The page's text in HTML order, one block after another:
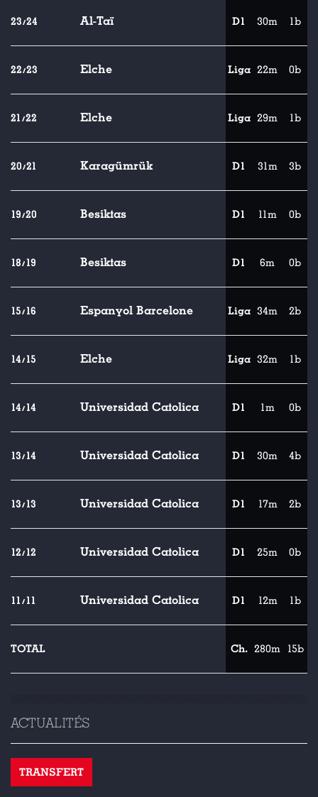
23/24 Al-Taï D1 30m 1b
22/23 Elche Liga 22m 0b
21/22 Elche Liga 29m 1b
20/21 Karagümrük D1 31m 3b
19/20 Besiktas D1 11m 0b
18/19 Besiktas D1 6m 0b
15/16 Espanyol Barcelone Liga 34m 2b
14/15 Elche Liga 32m 1b
14/14 Universidad Catolica D1 1m 0b
13/14 Universidad Catolica D1 30m 4b
13/13 Universidad Catolica D1 17m 2b
12/12 Universidad Catolica D1 25m 0b
11/11 Universidad Catolica D1 12m 1b
TOTAL Ch. 280m 15b
ACTUALITÉS
TRANSFERT